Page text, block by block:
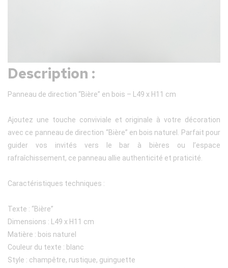
Description :
Panneau de direction “Bière” en bois – L49 x H11 cm
Ajoutez une touche conviviale et originale à votre décoration
avec ce panneau de direction “Bière” en bois naturel. Parfait pour
guider vos invités vers le bar à bières ou l’espace
rafraîchissement, ce panneau allie authenticité et praticité.
Caractéristiques techniques :
Texte : “Bière”
Dimensions : L49 x H11 cm
Matière : bois naturel
Couleur du texte : blanc
Style : champêtre, rustique, guinguette